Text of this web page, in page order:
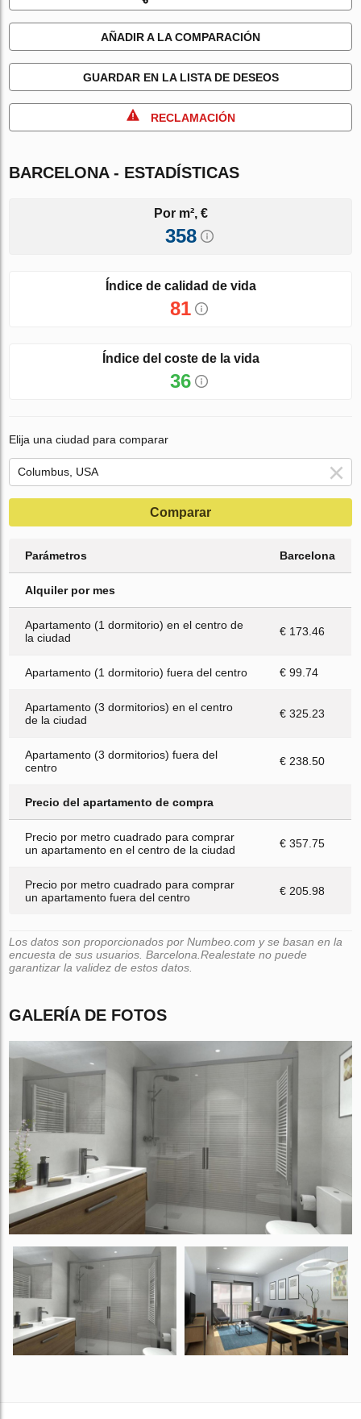
AÑADIR A LA COMPARACIÓN
GUARDAR EN LA LISTA DE DESEOS
RECLAMACIÓN
BARCELONA - ESTADÍSTICAS
Por m², €
358
Índice de calidad de vida
81
Índice del coste de la vida
36
Elija una ciudad para comparar
Comparar
Parámetros Barcelona
Alquiler por mes
Apartamento (1 dormitorio) en el centro de
la ciudad
€ 173.46
Apartamento (1 dormitorio) fuera del centro € 99.74
Apartamento (3 dormitorios) en el centro
de la ciudad
€ 325.23
Apartamento (3 dormitorios) fuera del
centro
€ 238.50
Precio del apartamento de compra
Precio por metro cuadrado para comprar
un apartamento en el centro de la ciudad
€ 357.75
Precio por metro cuadrado para comprar
un apartamento fuera del centro
€ 205.98
Los datos son proporcionados por Numbeo.com y se basan en la
encuesta de sus usuarios. Barcelona.Realestate no puede
garantizar la validez de estos datos.
GALERÍA DE FOTOS